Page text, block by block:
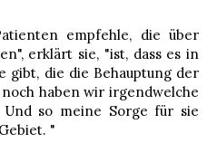
empfehle, die über
erklärt sie, "ist, dass es in
gibt, die die Behauptung der
haben wir irgendwelche
Und so meine Sorge für sie
"